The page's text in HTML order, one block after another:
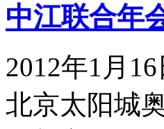
中江联合年
2012年1月
北京太阳城